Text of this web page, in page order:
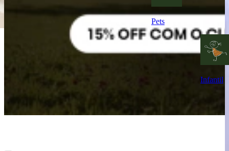
Pets
Infantil